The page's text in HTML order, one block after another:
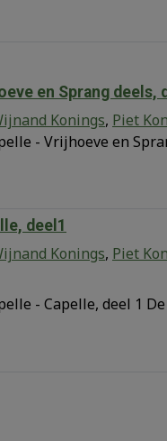
en Sprang deels,
Konings, Piet
- Vrijhoeve en
deel1
Konings, Piet
- Capelle, deel 1